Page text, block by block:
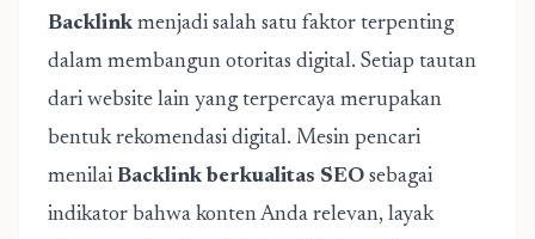
Backlink menjadi salah satu faktor terpenting
dalam membangun otoritas digital. Setiap tautan
dari website lain yang terpercaya merupakan
bentuk rekomendasi digital. Mesin pencari
menilai Backlink berkualitas SEO sebagai
indikator bahwa konten Anda relevan, layak